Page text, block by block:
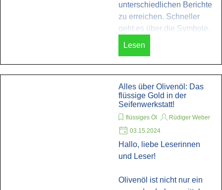
unterschiedlichen Berichte
zu erreichen. Schneller
geht es über die Symbole.
Lesen
Alles über Olivenöl: Das
flüssige Gold in der
Seifenwerkstatt!
flüssiges Öl
Rüdiger Weber
03.15.2024
Hallo, liebe Leserinnen
und Leser!
Olivenöl ist nicht nur ein